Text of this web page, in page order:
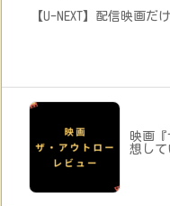
【U-NEXT】配信映画だ
映画
想して